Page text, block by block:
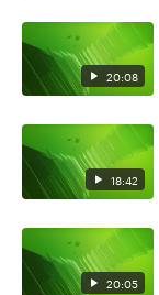
20:08
18:42
20:05